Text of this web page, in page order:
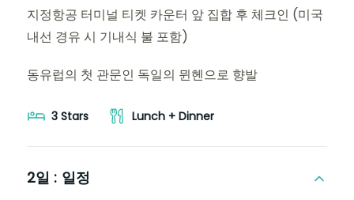
지정항공 터미널 티켓 카운터 앞 집합 후 체크인 (미국
내선 경유 시 기내식 불 포함)
동유럽의 첫 관문인 독일의 뮌헨으로 향발
3 Stars Lunch + Dinner
2일 : 일정